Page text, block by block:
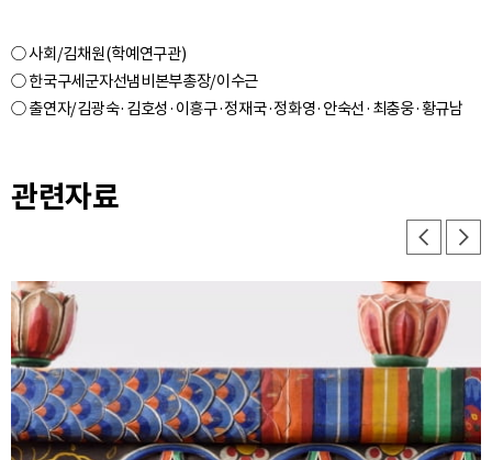
○ 사회/김채원(학예연구관)
○ 한국구세군자선냄비본부총장/이수근
관련자료